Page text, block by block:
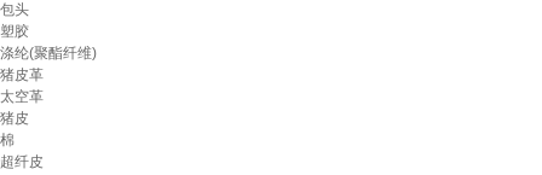
包头
塑胶
涤纶(聚酯纤维)
猪皮革
太空革
猪皮
棉
超纤皮